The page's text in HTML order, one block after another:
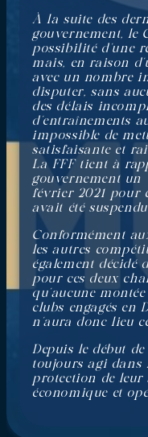
À la suite des
gouvernement, le
possibilité d’une
mais, en raison
avec un nombre
disputer, sans
des délais
d’entraînements
impossible de
satisfaisante et
La FFF tient à
gouvernement un
février 2021 pour
avait été
Conformément
les autres
également décidé
pour ces deux
qu’aucune
clubs engagés en
n’aura donc lieu
Depuis le début
toujours agi dans
protection de leur
économique et